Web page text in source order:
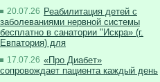
20.07.26 Реабилитация детей с
заболеваниями нервной системы
бесплатно в санатории "Искра» (г.
Евпатория) для
17.07.26 «Про Диабет»
сопровождает пациента каждый день